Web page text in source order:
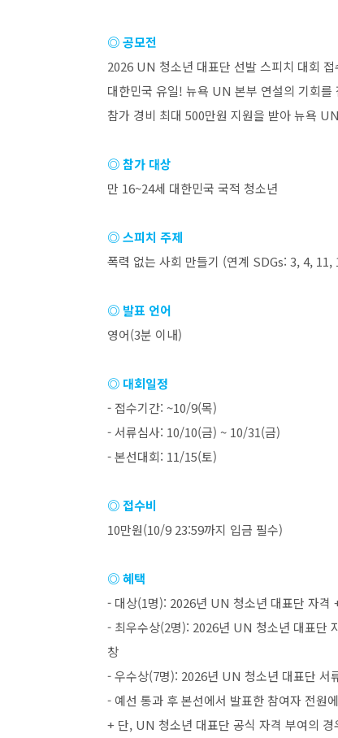
◎ 공모전
2026 UN 청소년 대표단 선발 스피치 대회 접
대한민국 유일! 뉴욕 UN 본부 연설의 기회를
참가 경비 최대 500만원 지원을 받아 뉴욕 UN
◎ 참가 대상
만 16~24세 대한민국 국적 청소년
◎ 스피치 주제
폭력 없는 사회 만들기 (연계 SDGs: 3, 4, 11,
◎ 발표 언어
영어(3분 이내)
◎ 대회일정
- 접수기간: ~10/9(목)
-서류심사: 10/10(금) ~ 10/31(금)
-본선대회: 11/15(토)
◎ 접수비
10만원(10/9 23:59까지 입금 필수)
◎ 혜택
- 대상(1명): 2026년 UN 청소년 대표단 자격
- 최우수상(2명): 2026년 UN 청소년 대표단
창
-우수상(7명): 2026년 UN 청소년 대표단 서
- 예선 통과 후 본선에서 발표한 참여자 전원
+ 단, UN 청소년 대표단 공식 자격 부여의 경